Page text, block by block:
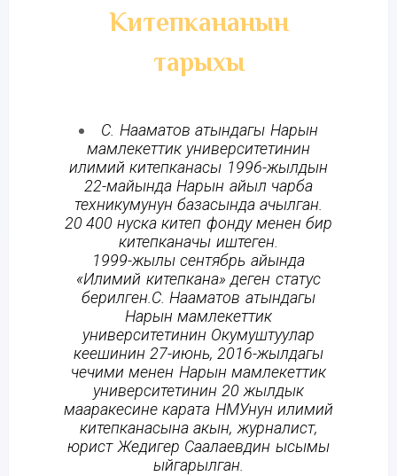
Китепкананын
тарыхы
С. Нааматов атындагы Нарын
мамлекеттик университетинин
илимий китепканасы 1996-жылдын
22-майында Нарын айыл чарба
техникумунун базасында ачылган.
20 400 нуска китеп фонду менен бир
китепканачы иштеген.
1999-жылы сентябрь айында
«Илимий китепкана» деген статус
берилген.С. Нааматов атындагы
Нарын мамлекеттик
университетинин Окумуштуулар
кеңешинин 27-июнь, 2016-жылдагы
чечими менен Нарын мамлекеттик
университетинин 20 жылдык
мааракесине карата НМУнун илимий
китепканасына акын, журналист,
юрист Жедигер Саалаевдин ысымы
ыйгарылган.